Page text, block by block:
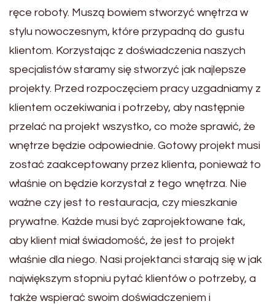
ręce roboty. Muszą bowiem stworzyć wnętrza w
stylu nowoczesnym, które przypadną do gustu
klientom. Korzystając z doświadczenia naszych
specjalistów staramy się stworzyć jak najlepsze
projekty. Przed rozpoczęciem pracy uzgadniamy z
klientem oczekiwania i potrzeby, aby następnie
przelać na projekt wszystko, co może sprawić, że
wnętrze będzie odpowiednie. Gotowy projekt musi
zostać zaakceptowany przez klienta, ponieważ to
właśnie on będzie korzystał z tego wnętrza. Nie
ważne czy jest to restauracja, czy mieszkanie
prywatne. Każde musi być zaprojektowane tak,
aby klient miał świadomość, że jest to projekt
właśnie dla niego. Nasi projektanci starają się w jak
największym stopniu pytać klientów o potrzeby, a
także wspierać swoim doświadczeniem i